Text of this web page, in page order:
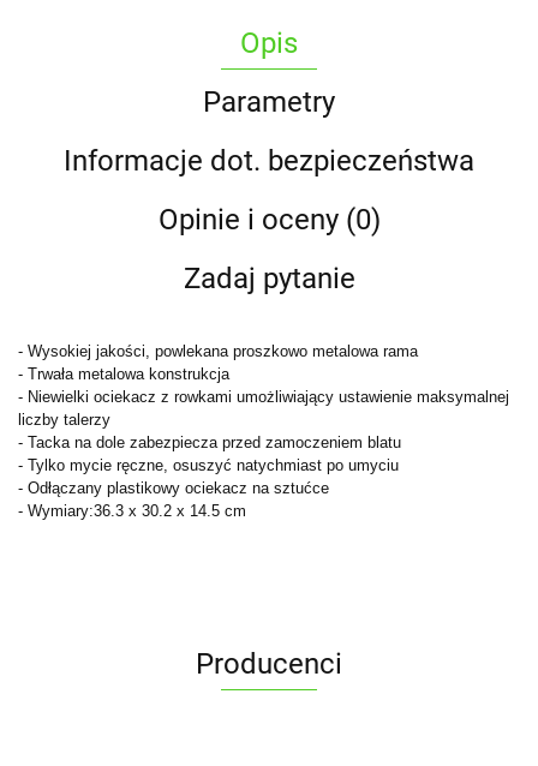
Opis
Parametry
Informacje dot. bezpieczeństwa
Opinie i oceny (0)
Zadaj pytanie
- Wysokiej jakości, powlekana proszkowo metalowa rama
- Trwała metalowa konstrukcja
- Niewielki ociekacz z rowkami umożliwiający ustawienie maksymalnej
liczby talerzy
- Tacka na dole zabezpiecza przed zamoczeniem blatu
- Tylko mycie ręczne, osuszyć natychmiast po umyciu
- Odłączany plastikowy ociekacz na sztućce
- Wymiary:36.3 x 30.2 x 14.5 cm
Producenci